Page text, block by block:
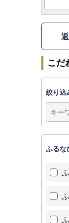
こだ
絞り込
ふるな